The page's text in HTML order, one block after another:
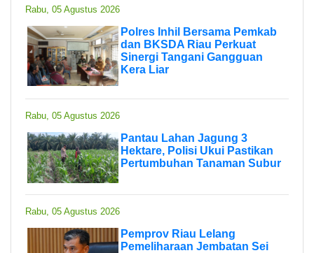
Rabu, 05 Agustus 2026
Polres Inhil Bersama Pemkab
dan BKSDA Riau Perkuat
Sinergi Tangani Gangguan
Kera Liar
Rabu, 05 Agustus 2026
Pantau Lahan Jagung 3
Hektare, Polisi Ukui Pastikan
Pertumbuhan Tanaman Subur
Rabu, 05 Agustus 2026
Pemprov Riau Lelang
Pemeliharaan Jembatan Sei